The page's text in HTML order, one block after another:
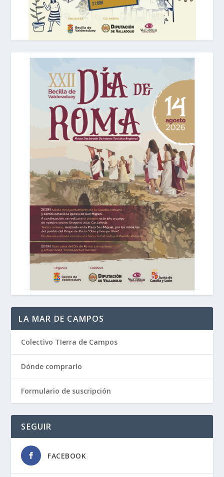
LA MAR DE CAMPOS
Colectivo TIerra de Campos
Dónde comprarlo
Formulario de suscripción
SEGUIR
FACEBOOK